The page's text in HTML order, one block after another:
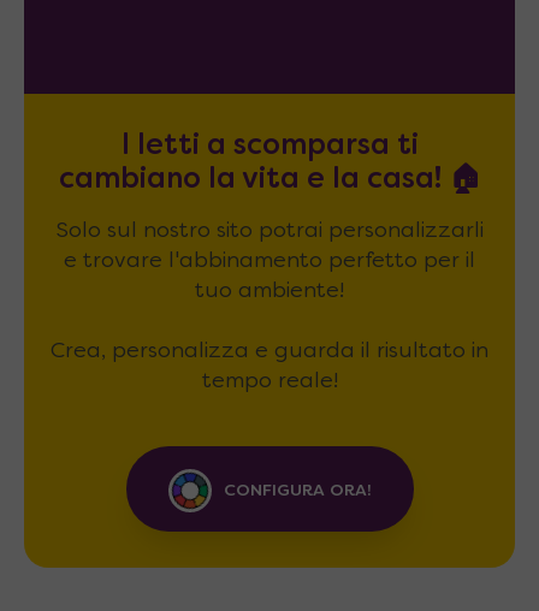
I letti a scomparsa ti
cambiano la vita e la casa! 🏠
Solo sul nostro sito potrai personalizzarli
e trovare l'abbinamento perfetto per il
tuo ambiente!
Crea, personalizza e guarda il risultato in
tempo reale!
CONFIGURA ORA!